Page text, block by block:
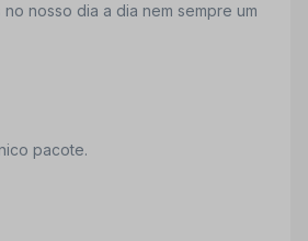
nosso dia a dia nem sempre um
pacote.